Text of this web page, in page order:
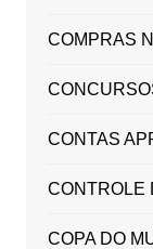
COMPRAS
CONTAS
CONTROLE
COPA DO